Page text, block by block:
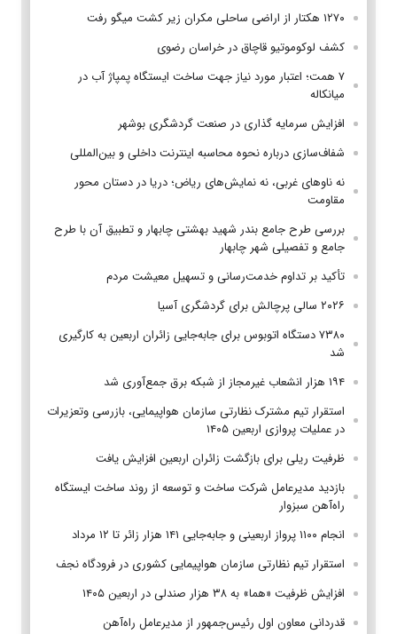
۱۲۷۰ هکتار از اراضی ساحلی مکران زیر کشت میگو رفت
کشف لوکوموتیو قاچاق در خراسان رضوی
۷ همت؛ اعتبار مورد نیاز جهت ساخت ایستگاه پمپاژ آب در
میانکاله
افزایش سرمایه گذاری در صنعت گردشگری بوشهر
شفاف‌سازی درباره نحوه محاسبه اینترنت داخلی و بین‌المللی
نه ناوهای غربی، نه نمایش‌های ریاض؛ دریا در دستان محور
مقاومت
بررسی طرح جامع بندر شهید بهشتی چابهار و تطبیق آن با طرح
جامع و تفصیلی شهر چابهار
تأکید بر تداوم خدمت‌رسانی و تسهیل معیشت مردم
۲۰۲۶ سالی پرچالش برای گردشگری آسیا
۷۳۸۰ دستگاه اتوبوس برای جابه‌جایی زائران اربعین به‌ کارگیری
شد
۱۹۴ هزار انشعاب غیرمجاز از شبکه برق جمع‌آوری شد
استقرار تیم مشترک نظارتی سازمان هواپیمایی، بازرسی وتعزیرات
در عملیات پروازی اربعین ۱۴۰۵
ظرفیت ریلی برای بازگشت زائران اربعین افزایش یافت
بازدید مدیرعامل شرکت ساخت و توسعه از روند ساخت ایستگاه
راه‌آهن سبزوار
انجام ۱۱۰۰ پرواز اربعینی و جابه‌جایی ۱۴۱ هزار زائر تا ۱۲ مرداد
استقرار تیم‌ نظارتی سازمان هواپیمایی کشوری در فرودگاه نجف
افزایش ظرفیت «هما» به ۳۸ هزار صندلی در اربعین ۱۴۰۵
قدردانی معاون اول رئیس‌جمهور از مدیرعامل راه‌آهن